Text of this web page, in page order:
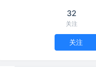
32
关注
关注